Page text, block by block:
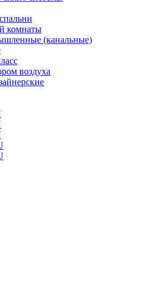
комнаты
(канальные)
воздуха